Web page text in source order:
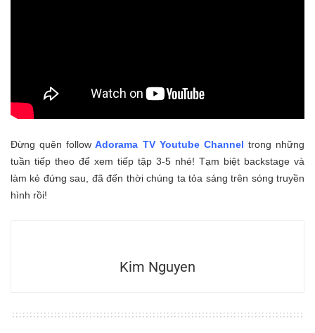
Đừng quên follow Adorama TV Youtube Channel trong những
tuần tiếp theo để xem tiếp tập 3-5 nhé! Tạm biệt backstage và
làm kẻ đứng sau, đã đến thời chúng ta tỏa sáng trên sóng truyền
hình rồi!
Kim Nguyen